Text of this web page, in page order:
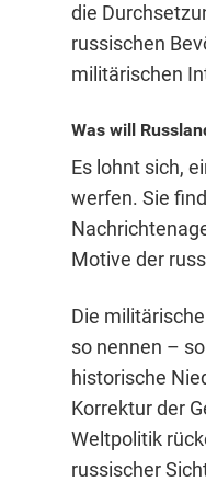
die
russischen
militärischen
Was will
Es lohnt sich,
werfen. Sie
Motive der
Die
so nennen –
historische
Korrektur der
Weltpolitik
russischer